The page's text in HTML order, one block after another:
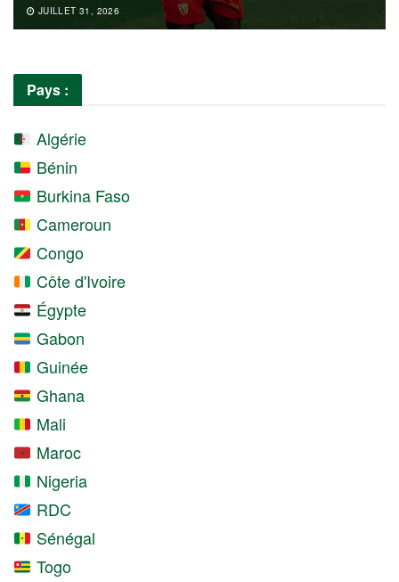
JUILLET 31, 2026
Pays :
Algérie
Bénin
Burkina Faso
Cameroun
Congo
Côte d'Ivoire
Égypte
Gabon
Guinée
Ghana
Mali
Maroc
Nigeria
RDC
Sénégal
Togo